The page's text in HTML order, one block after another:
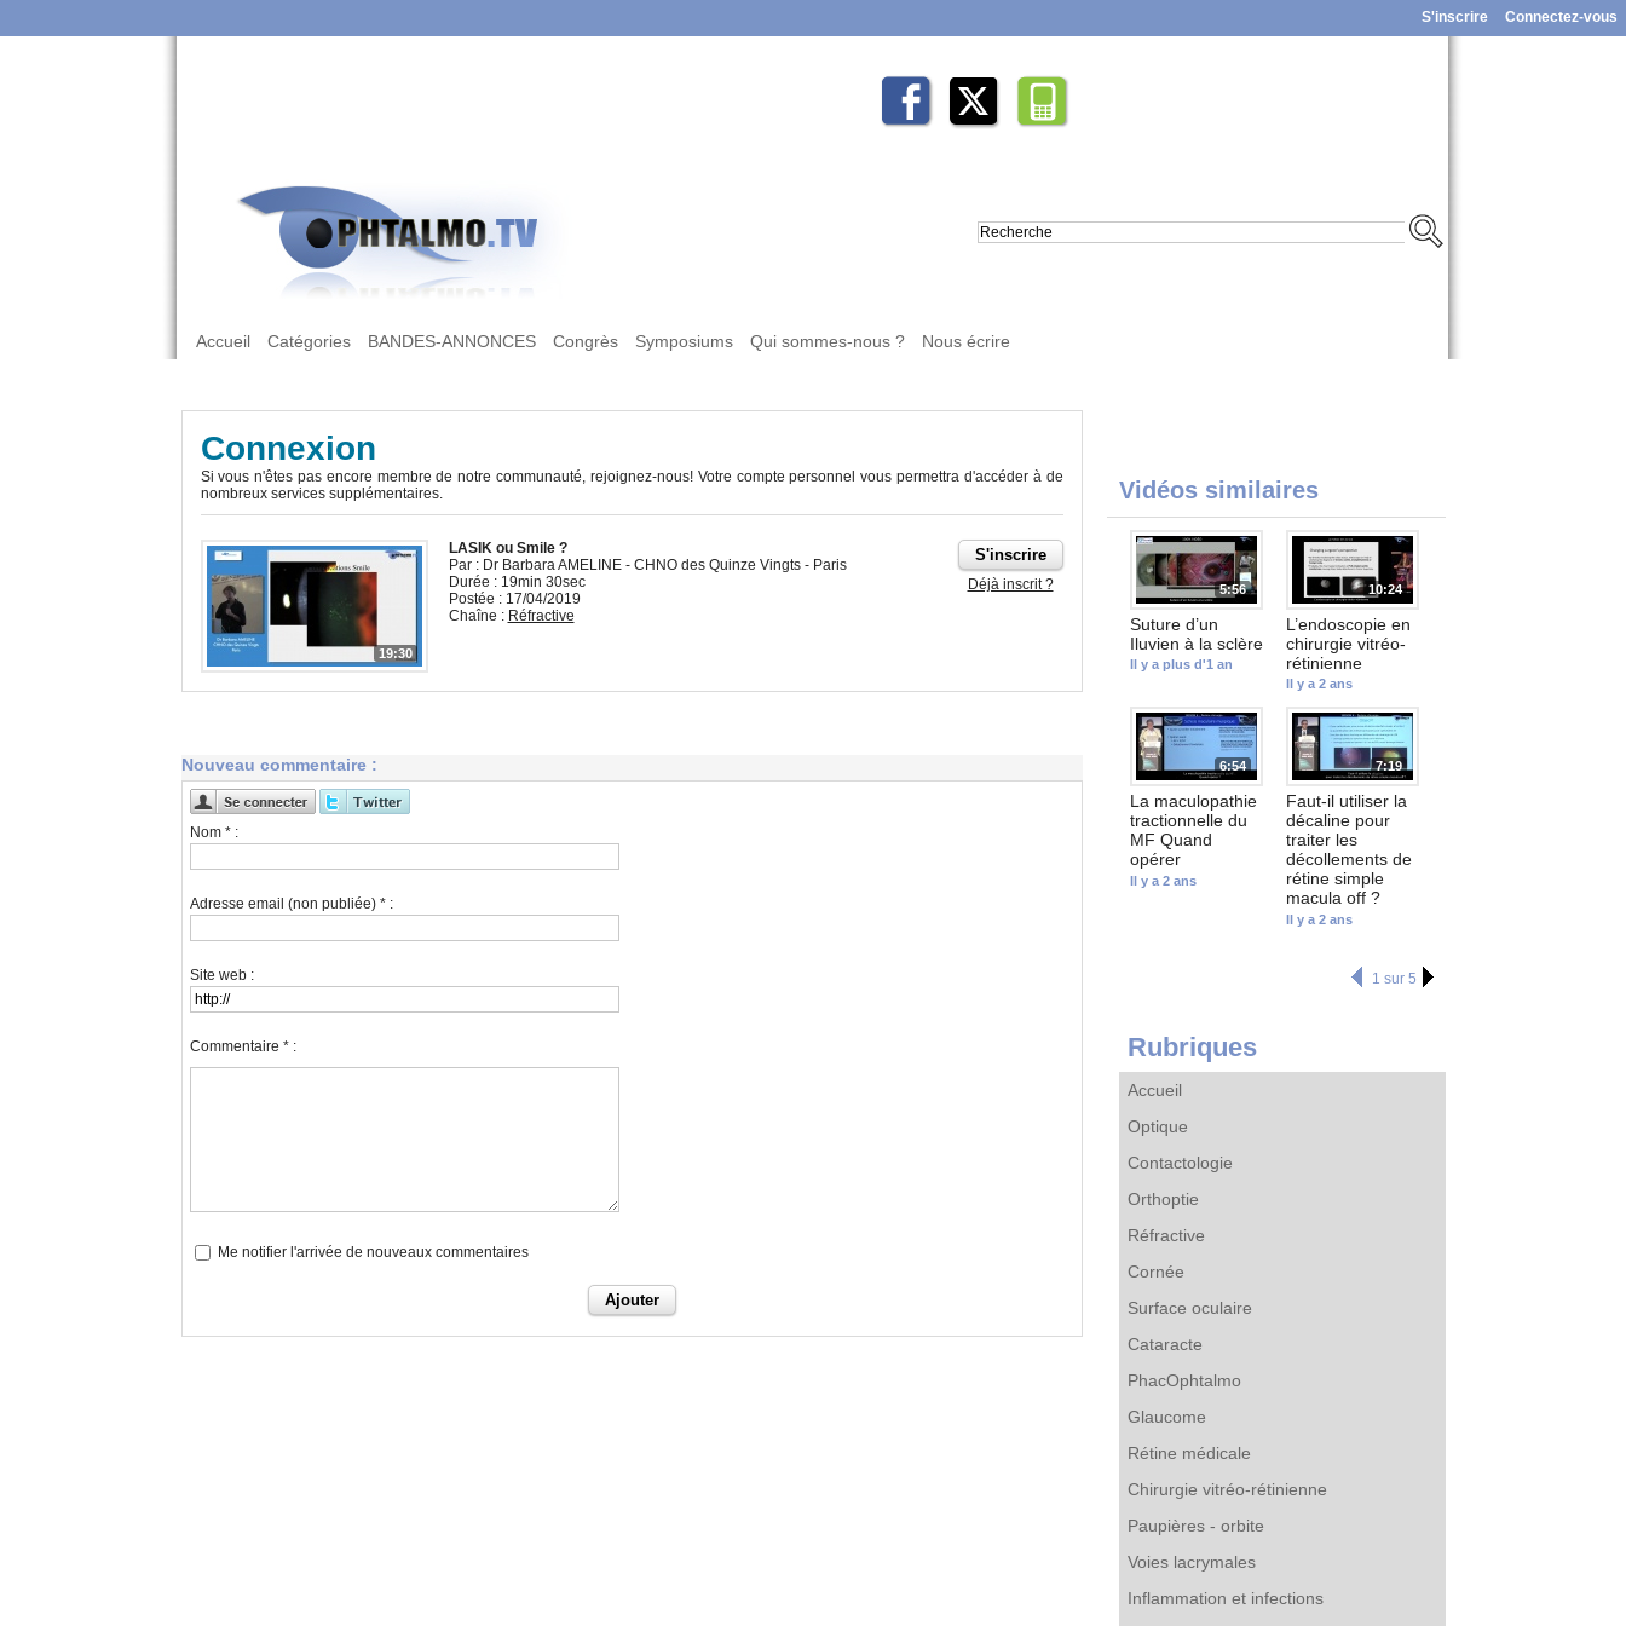
Connectez-vous
S'inscrire
Accueil Catégories BANDES-ANNONCES Congrès Symposiums Qui sommes-nous ? Nous écrire
Vidéos similaires
5:56
Suture d’un
Iluvien à la sclère
Il y a plus d'1 an
10:24
L’endoscopie en
chirurgie vitréo-
rétinienne
Il y a 2 ans
6:54
La maculopathie
tractionnelle du
MF Quand
opérer
Il y a 2 ans
7:19
Faut-il utiliser la
décaline pour
traiter les
décollements de
rétine simple
macula off ?
Il y a 2 ans
1 sur 5
Rubriques
Accueil
Optique
Contactologie
Orthoptie
Réfractive
Cornée
Surface oculaire
Cataracte
PhacOphtalmo
Glaucome
Rétine médicale
Chirurgie vitréo-rétinienne
Paupières - orbite
Voies lacrymales
Inflammation et infections
Connexion
Si vous n'êtes pas encore membre de notre communauté, rejoignez-nous! Votre compte personnel vous permettra d'accéder à de
nombreux services supplémentaires.
Déjà inscrit ?
19:30
LASIK ou Smile ?
Par : Dr Barbara AMELINE - CHNO des Quinze Vingts - Paris
Durée : 19min 30sec
Postée : 17/04/2019
Chaîne : Réfractive
Nouveau commentaire :
Nom * :
Adresse email (non publiée) * :
Site web :
Commentaire * :
Me notifier l'arrivée de nouveaux commentaires